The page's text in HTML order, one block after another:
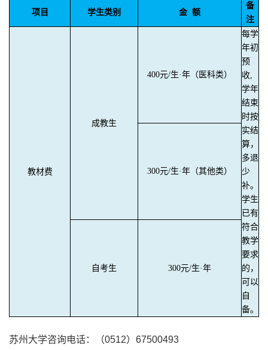
项目 学生类别 金 额
备
注
教材费
成教生
400元/生·年（医科类）
每学
年初
预
收,
学年
结束
时按
实结
算，
多退
少
补。
学生
已有
符合
教学
要求
的，
可以
自
备。
300元/生·年（其他类）
自考生 300元/生·年
苏州大学咨询电话：（0512） 67500493